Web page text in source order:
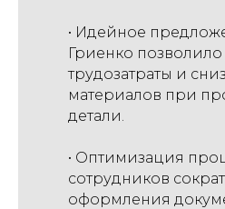
• Идейное
Гриенко
трудозатраты и
материалов при
детали.
• Оптимизация
сотрудников
оформления